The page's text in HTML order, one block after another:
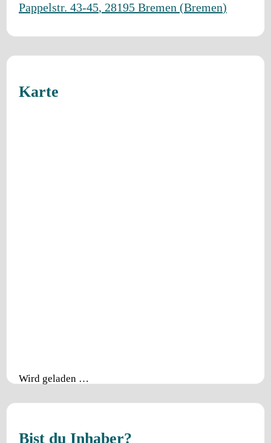
Pappelstr. 43-45, 28195 Bremen (Bremen)
Karte
Wird geladen …
Bist du Inhaber?